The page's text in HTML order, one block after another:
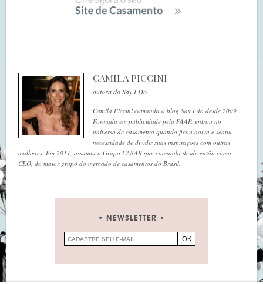
CAMILA PICCINI
autora do Say I Do
Camila Piccini comanda o blog Say I do desde 2009.
Formada em publicidade pela FAAP, entrou no
universo de casamento quando ficou noiva e sentiu
necessidade de dividir suas inspirações com outras
mulheres. Em 2011, assumiu o Grupo CASAR que comanda desde então como
CEO, do maior grupo do mercado de casamentos do Brasil.
NEWSLETTER